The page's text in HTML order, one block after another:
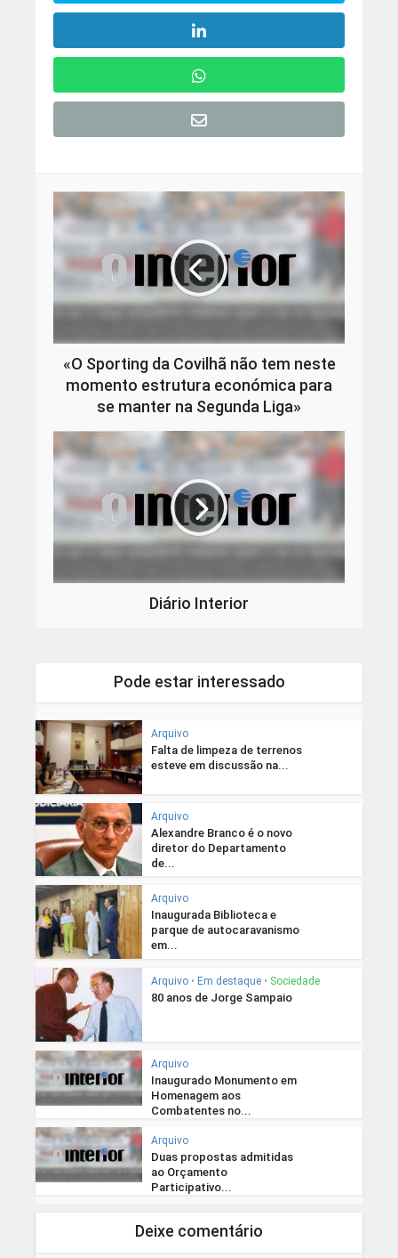
«O Sporting da Covilhã não tem neste
momento estrutura económica para
se manter na Segunda Liga»
Diário Interior
Pode estar interessado
Arquivo
Falta de limpeza de terrenos
esteve em discussão na...
Arquivo
Alexandre Branco é o novo
diretor do Departamento
de...
Arquivo
Inaugurada Biblioteca e
parque de autocaravanismo
em...
Arquivo • Em destaque • Sociedade
80 anos de Jorge Sampaio
Arquivo
Inaugurado Monumento em
Homenagem aos
Combatentes no...
Arquivo
Duas propostas admitidas
ao Orçamento
Participativo...
Deixe comentário